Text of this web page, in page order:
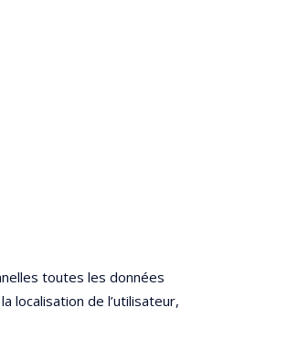
toutes les données
localisation de l’utilisateur,